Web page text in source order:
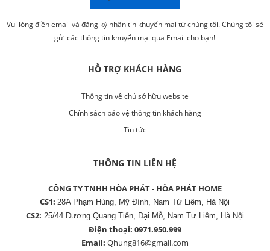
Vui lòng điền email và đăng ký nhận tin khuyến mại từ chúng tôi. Chúng tôi sẽ
gửi các thông tin khuyến mại qua Email cho bạn!
HỖ TRỢ KHÁCH HÀNG
Thông tin về chủ sở hữu website
Chính sách bảo vệ thông tin khách hàng
Tin tức
THÔNG TIN LIÊN HỆ
CÔNG TY TNHH HÒA PHÁT - HÒA PHÁT HOME
CS1:28A Phạm Hùng, Mỹ Đình, Nam Từ Liêm, Hà Nội
CS2: 25/44 Đương Quang Tiến, Đại Mỗ, Nam Tư Liêm, Hà Nội
Điện thoại: 0971.950.999
Email: Qhung816@gmail.com